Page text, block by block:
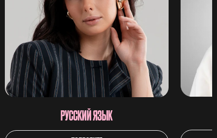
РУССКИЙ ЯЗЫК